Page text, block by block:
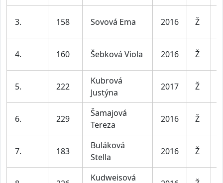
3. 158 Sovová Ema 2016 Ž
4. 160 Šebková Viola 2016 Ž
5. 222
Kubrová
Justýna
2017 Ž
6. 229
Šamajová
Tereza
2016 Ž
7. 183
Buláková
Stella
2016 Ž
Kudweisová